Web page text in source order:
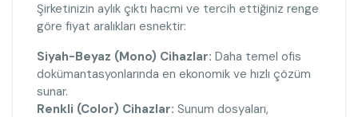
Şirketinizin aylık çıktı hacmi ve tercih ettiğiniz renge
göre fiyat aralıkları esnektir:
Siyah-Beyaz (Mono) Cihazlar: Daha temel ofis
dokümantasyonlarında en ekonomik ve hızlı çözüm
sunar.
Renkli (Color) Cihazlar: Sunum dosyaları,